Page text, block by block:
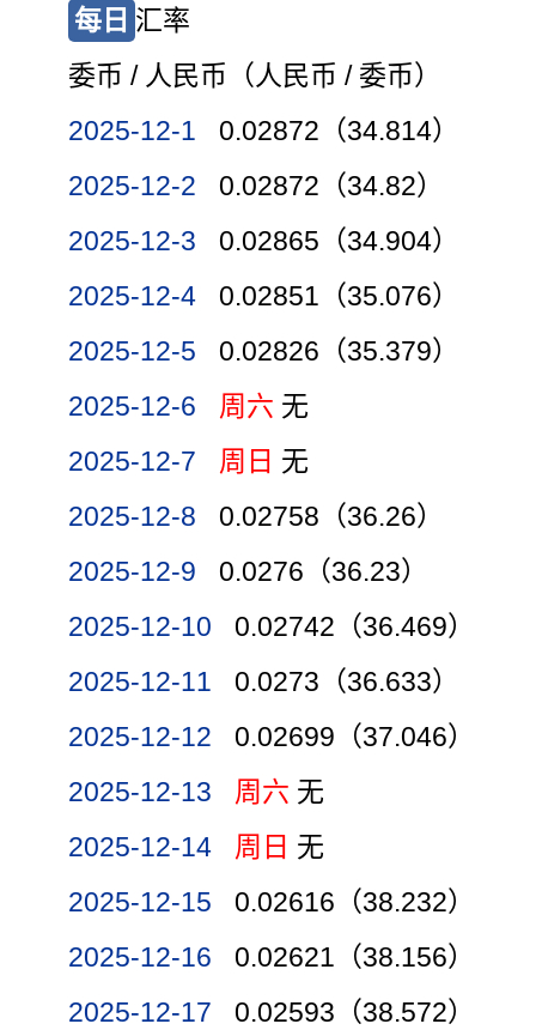
每日 汇率
委币 / 人民币（人民币 / 委币）
2025-12-1
0.02872（34.814）
2025-12-2
0.02872（34.82）
2025-12-3
0.02865（34.904）
2025-12-4
0.02851（35.076）
2025-12-5
0.02826（35.379）
2025-12-6
周六 无
2025-12-7
周日 无
2025-12-8
0.02758（36.26）
2025-12-9
0.0276（36.23）
2025-12-10
0.02742（36.469）
2025-12-11
0.0273（36.633）
2025-12-12
0.02699（37.046）
2025-12-13
周六 无
2025-12-14
周日 无
2025-12-15
0.02616（38.232）
2025-12-16
0.02621（38.156）
2025-12-17
0.02593（38.572）